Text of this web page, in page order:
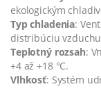
ekologickým
Typ chladenia:
distribúciu vzduchu
Teplotný rozsah:
+4 až +18 °C.
Vlhkosť: Systém